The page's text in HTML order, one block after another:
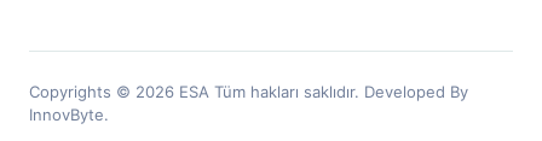
Copyrights © 2026 ESA Tüm hakları saklıdır. Developed By
InnovByte.